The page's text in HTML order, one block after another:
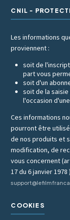
CNIL -
Les informations
proviennent :
soit de
part vous
soit d'un
soit de la
l'occasion
Ces informations
pourront être
de nos produits et
modification, de
vous concernent
17 du 6 janvier
COOKIES